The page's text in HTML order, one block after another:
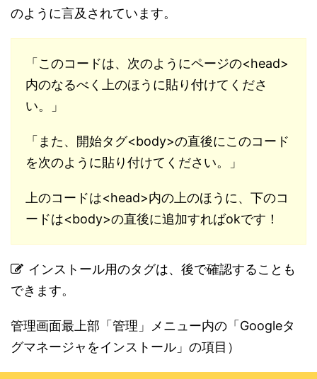
のように言及されています。
「このコードは、次のようにページの<head>
内のなるべく上のほうに貼り付けてくださ
い。」
「また、開始タグ<body>の直後にこのコード
を次のように貼り付けてください。」
上のコードは<head>内の上のほうに、下のコ
ードは<body>の直後に追加すればokです！
インストール用のタグは、後で確認することも
できます。
管理画面最上部「管理」メニュー内の「Googleタ
グマネージャをインストール」の項目）